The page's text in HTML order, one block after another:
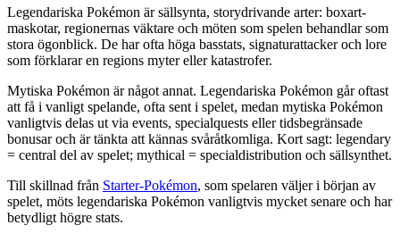
Legendariska Pokémon är sällsynta, storydrivande arter: boxart-
maskotar, regionernas väktare och möten som spelen behandlar som
stora ögonblick. De har ofta höga basstats, signaturattacker och lore
som förklarar en regions myter eller katastrofer.
Mytiska Pokémon är något annat. Legendariska Pokémon går oftast
att få i vanligt spelande, ofta sent i spelet, medan mytiska Pokémon
vanligtvis delas ut via events, specialquests eller tidsbegränsade
bonusar och är tänkta att kännas svåråtkomliga. Kort sagt: legendary
= central del av spelet; mythical = specialdistribution och sällsynthet.
Till skillnad från Starter-Pokémon, som spelaren väljer i början av
spelet, möts legendariska Pokémon vanligtvis mycket senare och har
betydligt högre stats.